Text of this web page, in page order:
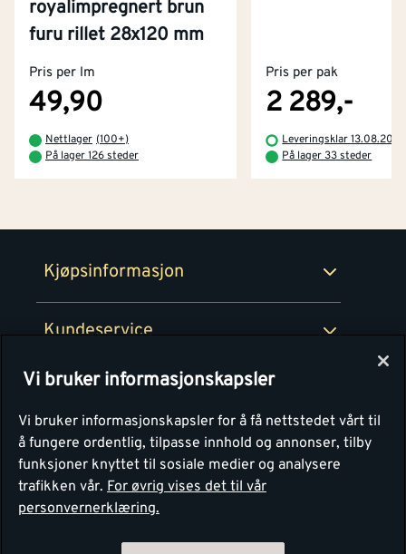
royalimpregnert brun
furu rillet 28x120 mm
Pris per lm
49,90
Nettlager (100+)
På lager 126 steder
Pris per pak
2 289,-
Leveringsklar 13.08.2026
På lager 33 steder
Kjøpsinformasjon
Kjøpsbetingelser
Retur- og angrerettsskjema
Kundeservice
Kontakt oss
Tjenester
Montér Klubb
Montér
Om Montér
Byggevarehus og åpningstider
Prismatch
Personvern
Vi bruker informasjonskapsler
Vi bruker informasjonskapsler for å få nettstedet vårt til
å fungere ordentlig, tilpasse innhold og annonser, tilby
funksjoner knyttet til sosiale medier og analysere
trafikken vår. For øvrig vises det til vår
personvernerklæring.